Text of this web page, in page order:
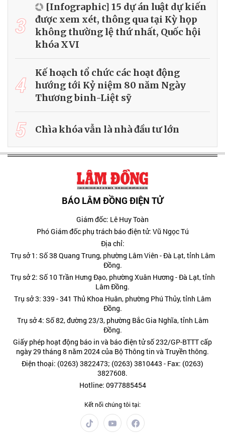
3
[Infographic] 15 dự án luật dự kiến
được xem xét, thông qua tại Kỳ họp
không thường lệ thứ nhất, Quốc hội
khóa XVI
4
Kế hoạch tổ chức các hoạt động
hướng tới Kỷ niệm 80 năm Ngày
Thương binh-Liệt sỹ
5 Chìa khóa vẫn là nhà đầu tư lớn
BÁO LÂM ĐỒNG ĐIỆN TỬ
Giám đốc: Lê Huy Toàn
Phó Giám đốc phụ trách báo điện tử: Vũ Ngọc Tú
Địa chỉ:
Trụ sở 1: Số 38 Quang Trung, phường Lâm Viên - Đà Lạt, tỉnh Lâm
Đồng.
Trụ sở 2: Số 10 Trần Hưng Đạo, phường Xuân Hương - Đà Lạt, tỉnh
Lâm Đồng.
Trụ sở 3: 339 - 341 Thủ Khoa Huân, phường Phú Thủy, tỉnh Lâm
Đồng.
Trụ sở 4: Số 82, đường 23/3, phường Bắc Gia Nghĩa, tỉnh Lâm
Đồng.
Giấy phép hoạt động báo in và báo điện tử số 232/GP-BTTT cấp
ngày 29 tháng 8 năm 2024 của Bộ Thông tin và Truyền thông.
Điện thoại: (0263) 3822473; (0263) 3810443 - Fax: (0263)
3827608.
Hotline: 0977885454
Kết nối chúng tôi tại: